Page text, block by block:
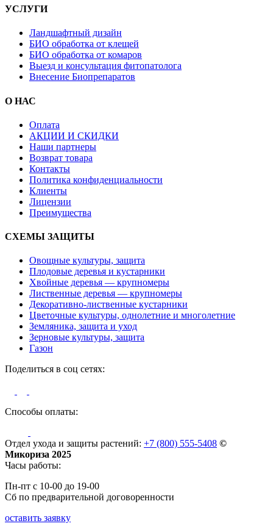
УСЛУГИ
Ландшафтный дизайн
БИО обработка от клещей
БИО обработка от комаров
Выезд и консультация фитопатолога
Внесение Биопрепаратов
О НАС
Оплата
АКЦИИ И СКИДКИ
Наши партнеры
Возврат товара
Контакты
Политика конфиденциальности
Клиенты
Лицензии
Преимущества
СХЕМЫ ЗАЩИТЫ
Овощные культуры, защита
Плодовые деревья и кустарники
Хвойные деревья — крупномеры
Лиственные деревья — крупномеры
Декоративно-лиственные кустарники
Цветочные культуры, однолетние и многолетние
Земляника, защита и уход
Зерновые культуры, защита
Газон
Поделиться в соц сетях:
Способы оплаты:
Отдел ухода и защиты растений: +7 (800) 555-5408 ©
Микориза 2025
Часы работы:
Пн-пт с 10-00 до 19-00
Сб по предварительной договоренности
оставить заявку